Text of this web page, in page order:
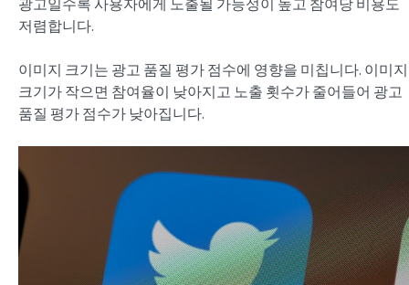
광고일수록 사용자에게 노출될 가능성이 높고 참여당 비용도
저렴합니다.
이미지 크기는 광고 품질 평가 점수에 영향을 미칩니다. 이미지
크기가 작으면 참여율이 낮아지고 노출 횟수가 줄어들어 광고
품질 평가 점수가 낮아집니다.